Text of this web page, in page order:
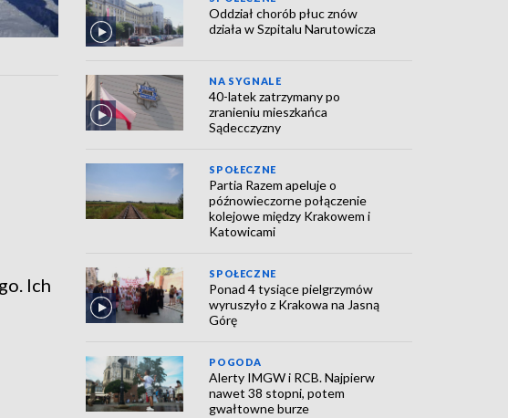
Ich
Oddział chorób płuc znów
działa w Szpitalu Narutowicza
NA SYGNALE
40-latek zatrzymany po
zranieniu mieszkańca
Sądecczyzny
SPOŁECZNE
Partia Razem apeluje o
późnowieczorne połączenie
kolejowe między Krakowem i
Katowicami
SPOŁECZNE
Ponad 4 tysiące pielgrzymów
wyruszyło z Krakowa na Jasną
Górę
POGODA
Alerty IMGW i RCB. Najpierw
nawet 38 stopni, potem
gwałtowne burze